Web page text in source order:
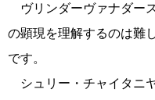
ヴリンダーヴァナダー
の顕現を理解するのは難
です。
シュリー・チャイタニ